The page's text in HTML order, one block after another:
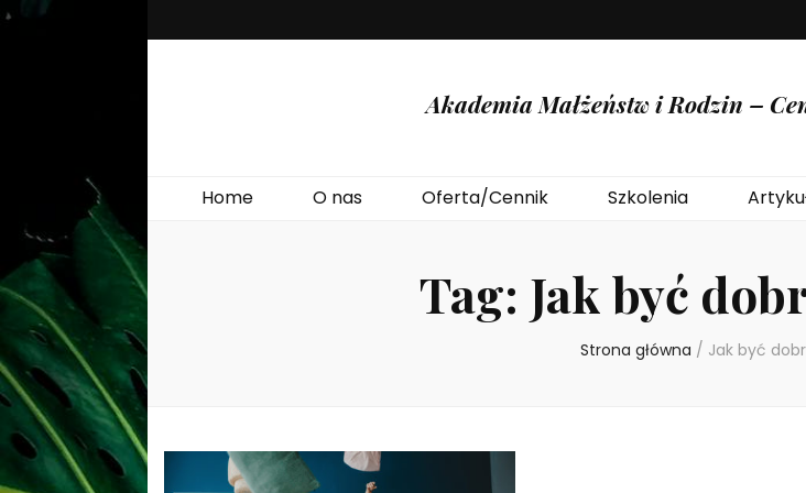
Akademia Małżeństw i Rodzin –
Home O nas Oferta/Cennik Szkolenia
Tag: Jak być
Strona główna / Jak być